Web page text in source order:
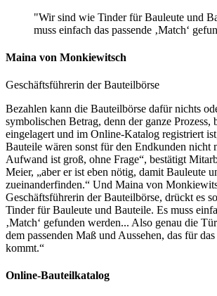
Wir sind wie Tinder für Bauleute und
muss einfach das passende ‚Match‘
Maina von Monkiewitsch
Geschäftsführerin der Bauteilbörse
Bezahlen kann die Bauteilbörse dafür nichts
symbolischen Betrag, denn der ganze Prozess,
eingelagert und im Online-Katalog registriert
Bauteile wären sonst für den Endkunden nicht
Aufwand ist groß, ohne Frage“, bestätigt
Meier, „aber er ist eben nötig, damit Bauleute
zueinanderfinden.“ Und Maina von
Geschäftsführerin der Bauteilbörse, drückt es
Tinder für Bauleute und Bauteile. Es muss
‚Match‘ gefunden werden... Also genau die
dem passenden Maß und Aussehen, das für
kommt.“
Online-Bauteilkatalog